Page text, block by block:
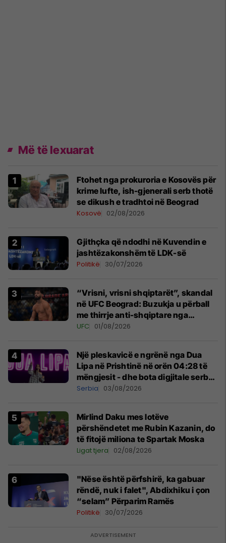
Më të lexuarat
Ftohet nga prokuroria e Kosovës për
krime lufte, ish-gjenerali serb thotë
se dikush e tradhtoi në Beograd
Kosovë 02/08/2026
Gjithçka që ndodhi në Kuvendin e
jashtëzakonshëm të LDK-së
Politikë 30/07/2026
“Vrisni, vrisni shqiptarët”, skandal
në UFC Beograd: Buzukja u përball
me thirrje anti-shqiptare nga
tribunat
UFC 01/08/2026
Një pleskavicë e ngrënë nga Dua
Lipa në Prishtinë në orën 04:28 të
mëngjesit - dhe bota digjitale serbe
shpall gjendjen e luftës
Serbia 03/08/2026
Mirlind Daku mes lotëve
përshëndetet me Rubin Kazanin, do
të fitojë miliona te Spartak Moska
Ligat tjera 02/08/2026
"Nëse është përfshirë, ka gabuar
rëndë, nuk i falet", Abdixhiku i çon
“selam” Përparim Ramës
Politikë 30/07/2026